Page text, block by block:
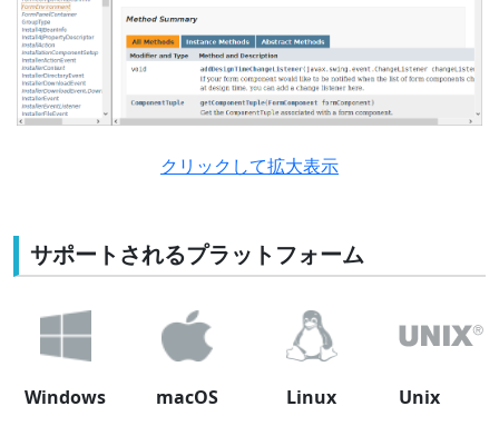
クリックして拡大表示
サポートされるプラットフォーム
Windows macOS Linux Unix